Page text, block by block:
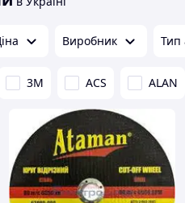
Виробник Тип
3М ACS ALAN